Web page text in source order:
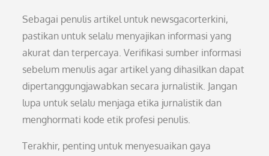
Sebagai penulis artikel untuk newsgacorterkini,
pastikan untuk selalu menyajikan informasi yang
akurat dan terpercaya. Verifikasi sumber informasi
sebelum menulis agar artikel yang dihasilkan dapat
dipertanggungjawabkan secara jurnalistik. Jangan
lupa untuk selalu menjaga etika jurnalistik dan
menghormati kode etik profesi penulis.
Terakhir, penting untuk menyesuaikan gaya